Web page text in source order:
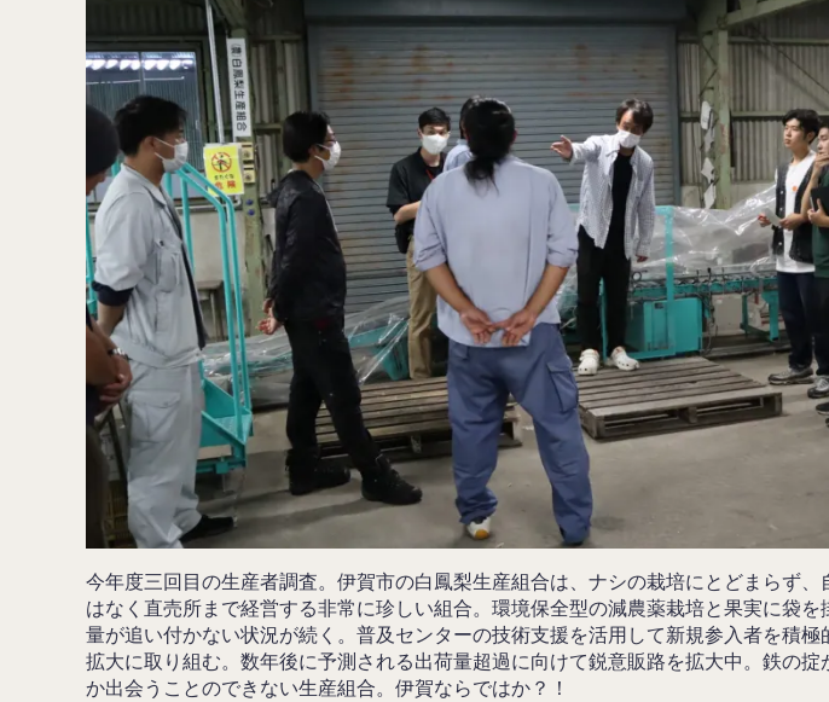
今年度三回目の生産者調査。伊賀市の白鳳梨生産組合は、ナシの栽培にとどまらず
はなく直売所まで経営する非常に珍しい組合。環境保全型の減農薬栽培と果実に袋
量が追い付かない状況が続く。普及センターの技術支援を活用して新規参入者を積
拡大に取り組む。数年後に予測される出荷量超過に向けて鋭意販路を拡大中。鉄の
か出会うことのできない生産組合。伊賀ならではか？！